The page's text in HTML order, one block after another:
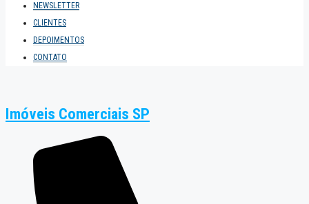
NEWSLETTER
CLIENTES
DEPOIMENTOS
CONTATO
Imóveis Comerciais SP